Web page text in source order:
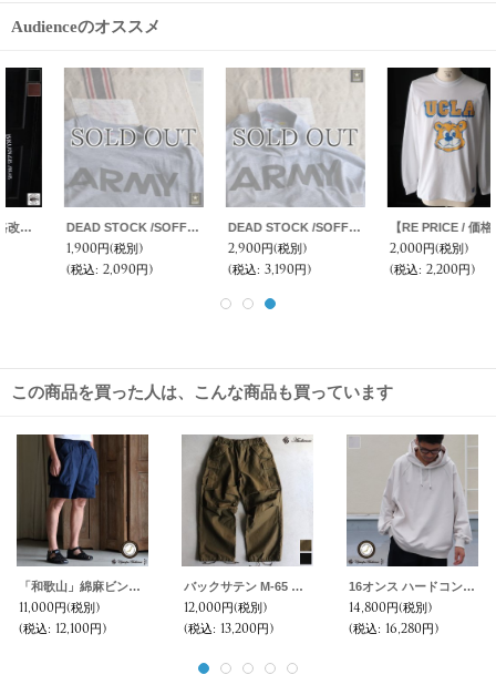
Audienceのオススメ
DEAD STOCK /SOFFE ARMY Print T-shirt(アーミー プリントTシャツ)
(税別)
2,090円)
DEAD STOCK /SOFFE ARMY Mock neck Long Sleeve Print T-shirt(モックネック ロングスリーブ プリントTシャツ)
(税別)
3,190円)
【RE PRICE / 価格改定】UCLA"UCLA BERA" 6oz米綿丸胴L/S Tee/ Audience
(税別)
2,200円)
この商品を買った人は、こんな商品も買っています
「和歌山」綿麻ビンテージソフトキャンバス ガーデニングカーゴ イージーショーツ【MADE IN JAPAN】『日本製』 / Upscape Audience
11,000円(税別)
(税込: 12,100円)
バックサテン M-65 US ARMY カーゴ イージーパンツ /Audience
12,000円(税別)
(税込: 13,200円)
16オンス ハードコンパクト ヘビー裏毛 ラグラン XL ガゼットプルパーカー【MADE IN JAPAN】【送料無料】『日本製』 / Upscape Audience
14,800円(税別)
(税込: 16,280円)